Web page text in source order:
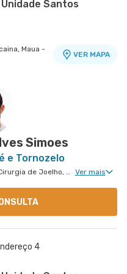
Santos
Maua -
VER MAPA
Pires
Andre -
Santo
Simoes
e Tornozelo
Ortopedia de Joelho, Ortopedia Geral, Cirurgia de Joelho, Cirurgia de Pé e Tornozelo Ver mais
4